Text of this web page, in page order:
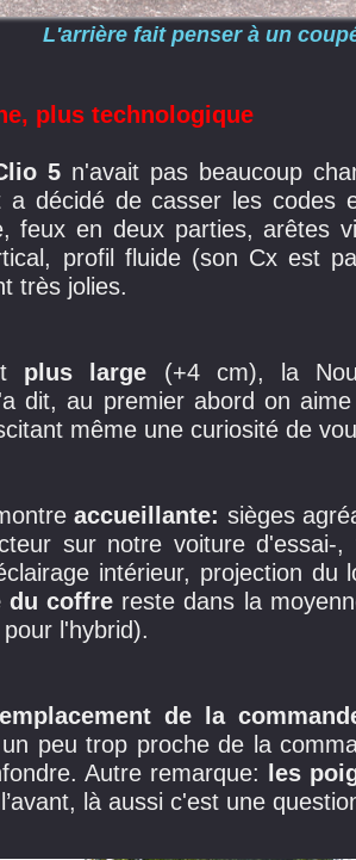
L'arrière fait penser à un
plus technologique
5 n'avait pas beaucoup
a décidé de casser les codes
feux en deux parties, arêtes
profil fluide (son Cx est
très jolies.
plus large (+4 cm), la
dit, au premier abord on
même une curiosité de
accueillante: sièges
sur notre voiture d'essai-
intérieur, projection du
du coffre reste dans la
l'hybrid).
de la
peu trop proche de la
Autre remarque:
les
là aussi c'est une